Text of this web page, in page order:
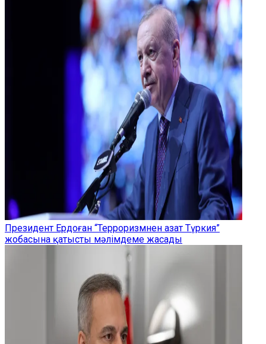
Президент Ердоған “Терроризмнен азат Түркия”
жобасына қатысты мәлімдеме жасады